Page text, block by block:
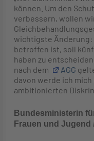
können. Um den
verbessern, wollen
wichtigste Änderung:
betroffen ist, soll
haben zu
nach dem
AGG
davon werde ich
ambitionierten
Bundesministerin
Frauen und Jugend